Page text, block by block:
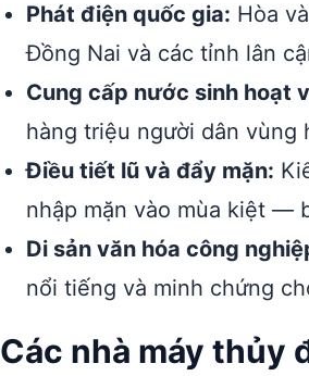
Phát điện quốc gia: Hòa
Đồng Nai và các tỉnh lân
Cung cấp nước sinh hoạt
hàng triệu người dân vùng
Điều tiết lũ và đẩy mặn:
nhập mặn vào mùa kiệt —
Di sản văn hóa công
nổi tiếng và minh chứng
Các nhà máy thủy